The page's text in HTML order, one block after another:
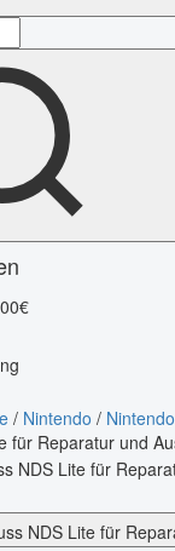
/ Nintendo /
für Reparatur und